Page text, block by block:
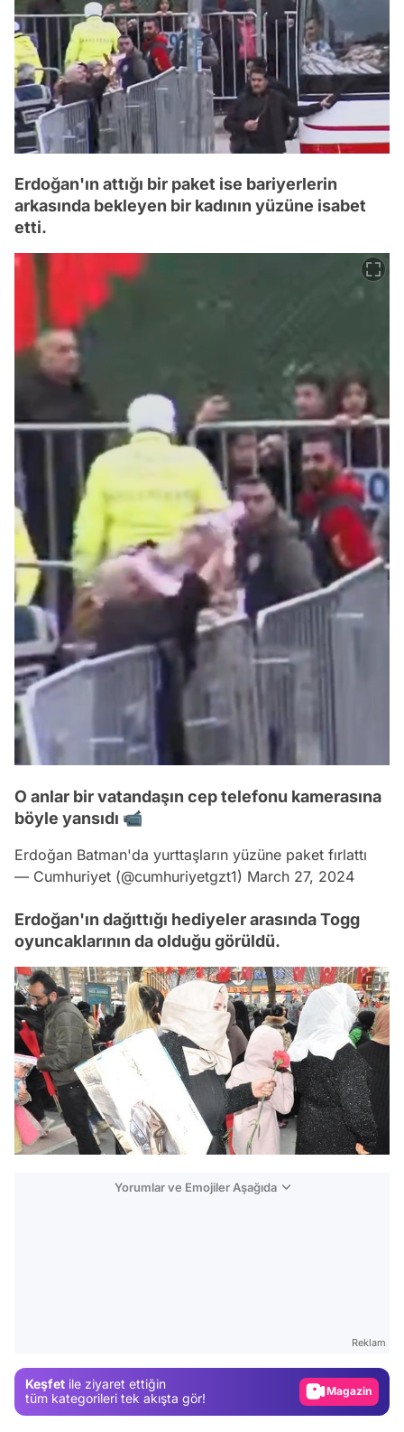
Erdoğan'ın attığı bir paket ise bariyerlerin
arkasında bekleyen bir kadının yüzüne isabet
etti.
O anlar bir vatandaşın cep telefonu kamerasına
böyle yansıdı 📹
Erdoğan Batman'da yurttaşların yüzüne paket fırlattı
— Cumhuriyet (@cumhuriyetgzt1) March 27, 2024
Erdoğan'ın dağıttığı hediyeler arasında Togg
oyuncaklarının da olduğu görüldü.
Yorumlar ve Emojiler Aşağıda
Reklam
Keşfet ile ziyaret ettiğin
tüm kategorileri tek akışta gör!
Magazin